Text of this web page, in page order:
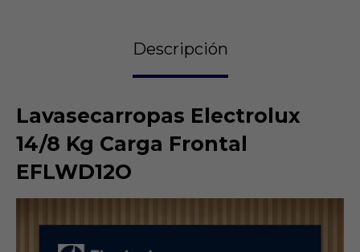
Descripción
Lavasecarropas Electrolux
14/8 Kg Carga Frontal
EFLWD12O